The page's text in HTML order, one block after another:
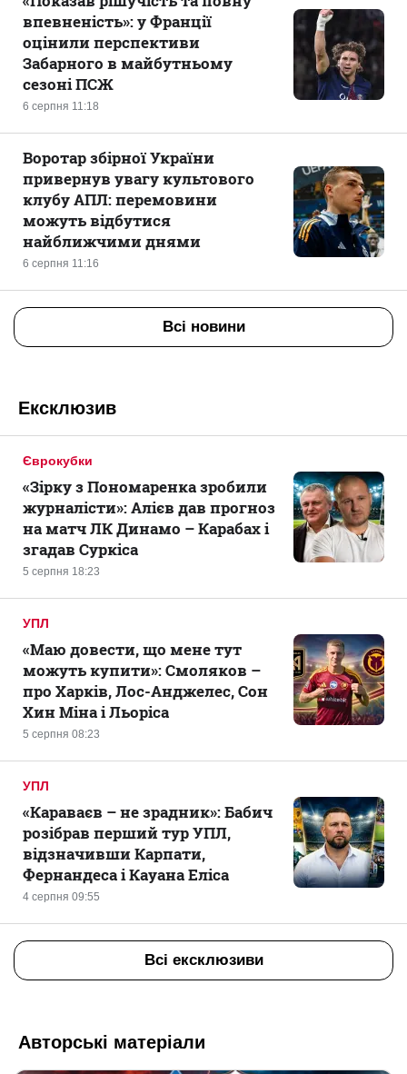
6 серпня 11:18
впевненість»: у Франції
оцінили перспективи
Забарного в майбутньому
сезоні ПСЖ
6 серпня 11:16
Воротар збірної України
привернув увагу культового
клубу АПЛ: перемовини
можуть відбутися
найближчими днями
Всі новини
Ексклюзив
Єврокубки
5 серпня 18:23
«Зірку з Пономаренка зробили
журналісти»: Алієв дав прогноз
на матч ЛК Динамо – Карабах і
згадав Суркіса
УПЛ
5 серпня 08:23
«Маю довести, що мене тут
можуть купити»: Смоляков –
про Харків, Лос-Анджелес, Сон
Хин Міна і Льоріса
УПЛ
4 серпня 09:55
«Караваєв – не зрадник»: Бабич
розібрав перший тур УПЛ,
відзначивши Карпати,
Фернандеса і Кауана Еліса
Всі ексклюзиви
Авторські матеріали